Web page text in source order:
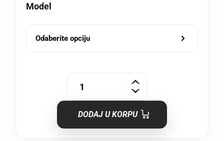
Model
Odaberite opciju
DODAJ U KORPU